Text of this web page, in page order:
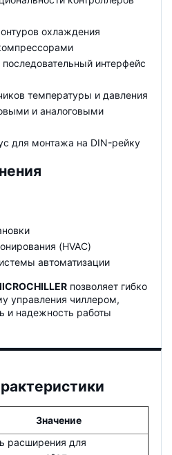
охлаждения
интерфейс
температуры и давления
и аналоговыми
для монтажа на DIN-рейку
(HVAC)
автоматизации
позволяет гибко
управления чиллером,
и надежность работы
Значение
расширения для